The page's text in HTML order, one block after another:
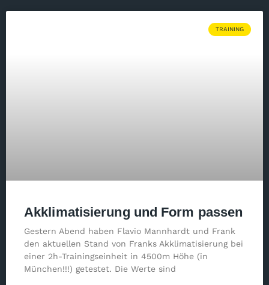
TRAINING
Akklimatisierung und Form passen
Gestern Abend haben Flavio Mannhardt und Frank
den aktuellen Stand von Franks Akklimatisierung bei
einer 2h-Trainingseinheit in 4500m Höhe (in
München!!!) getestet. Die Werte sind